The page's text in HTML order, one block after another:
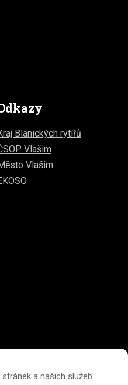
a našich služeb
Blanických rytířů
Vlašim
Vlašim
o ochraně soukromí